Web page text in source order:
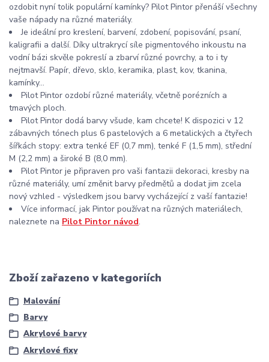
ozdobit nyní tolik populární kamínky? Pilot Pintor přenáší všechny
vaše nápady na různé materiály.
Je ideální pro kreslení, barvení, zdobení, popisování, psaní,
kaligrafii a další. Díky ultrakrycí síle pigmentového inkoustu na
vodní bázi skvěle pokreslí a zbarví různé povrchy, a to i ty
nejtmavší. Papír, dřevo, sklo, keramika, plast, kov, tkanina,
kamínky...
Pilot Pintor ozdobí různé materiály, včetně porézních a
tmavých ploch.
Pilot Pintor dodá barvy všude, kam chcete! K dispozici v 12
zábavných tónech plus 6 pastelových a 6 metalických a čtyřech
šířkách stopy: extra tenké EF (0,7 mm), tenké F (1,5 mm), střední
M (2,2 mm) a široké B (8,0 mm).
Pilot Pintor je připraven pro vaši fantazii dekoraci, kresby na
různé materiály, umí změnit barvy předmětů a dodat jim zcela
nový vzhled - výsledkem jsou barvy vycházející z vaší fantazie!
Více informací, jak Pintor používat na různých materiálech,
naleznete na Pilot Pintor návod.
Zboží zařazeno v kategoriích
Malování
Barvy
Akrylové barvy
Akrylové fixy